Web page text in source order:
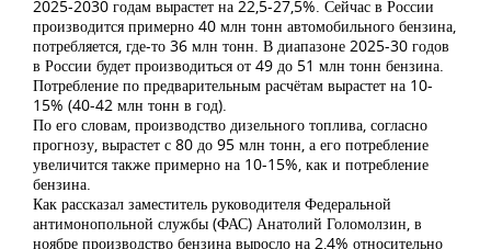
2025-2030 годам вырастет на 22,5-27,5%. Сейчас в России
производится примерно 40 млн тонн автомобильного бензина,
потребляется, где-то 36 млн тонн. В диапазоне 2025-30 годов
в России будет производиться от 49 до 51 млн тонн бензина.
Потребление по предварительным расчётам вырастет на 10-
15% (40-42 млн тонн в год).
По его словам, производство дизельного топлива, согласно
прогнозу, вырастет с 80 до 95 млн тонн, а его потребление
увеличится также примерно на 10-15%, как и потребление
бензина.
Как рассказал заместитель руководителя Федеральной
антимонопольной службы (ФАС) Анатолий Голомолзин, в
ноябре производство бензина выросло на 2,4% относительно